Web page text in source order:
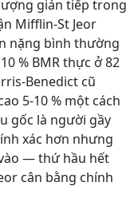
gián tiếp trong
Mifflin-St Jeor
nặng bình thường
% BMR thực ở 82
Benedict cũ
5-10 % một cách
gốc là người gầy
xác hơn nhưng
— thứ hầu hết
cân bằng chính